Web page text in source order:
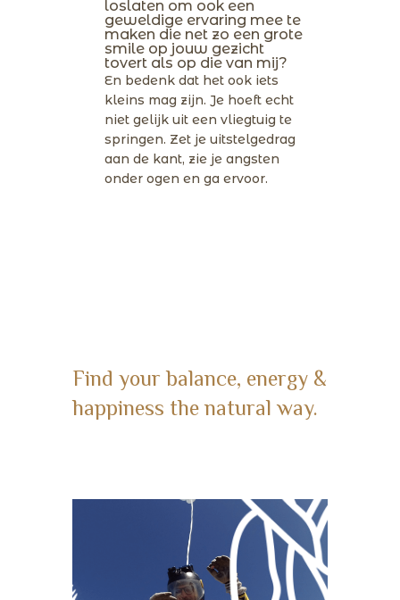
loslaten om ook een
geweldige ervaring mee te
maken die net zo een grote
smile op jouw gezicht
tovert als op die van mij?
En bedenk dat het ook iets
kleins mag zijn. Je hoeft echt
niet gelijk uit een vliegtuig te
springen. Zet je uitstelgedrag
aan de kant, zie je angsten
onder ogen en ga ervoor.
Find your balance, energy &
happiness the natural way.